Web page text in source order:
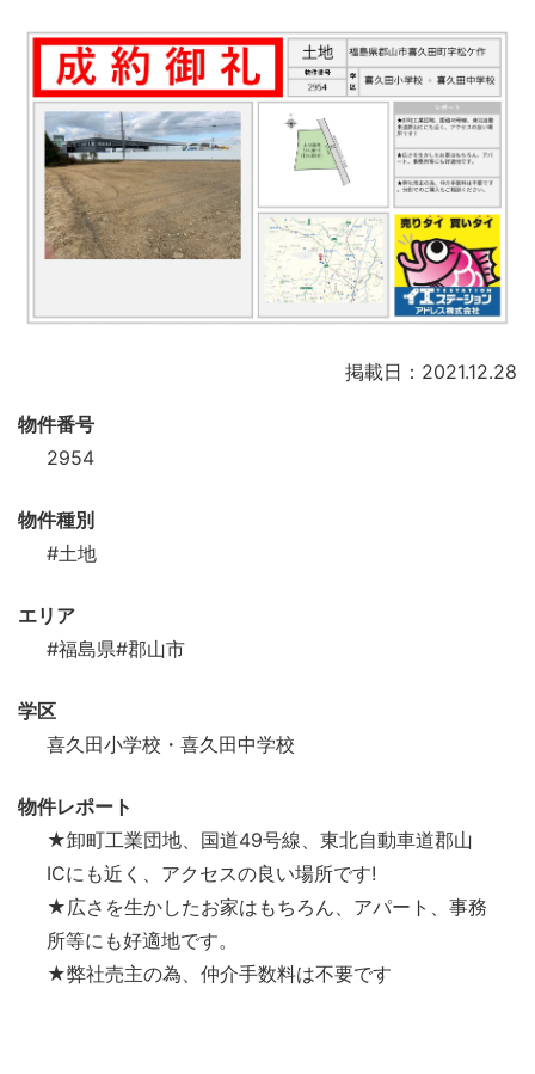
掲載日：2021.12.28
物件番号
2954
物件種別
#土地
エリア
#福島県#郡山市
学区
喜久田小学校・喜久田中学校
物件レポート
★卸町工業団地、国道49号線、東北自動車道郡山
ICにも近く、アクセスの良い場所です!
★広さを生かしたお家はもちろん、アパート、事務
所等にも好適地です。
★弊社売主の為、仲介手数料は不要です